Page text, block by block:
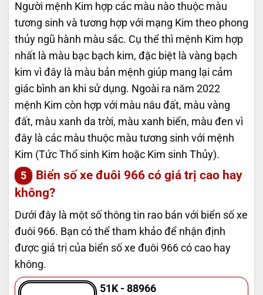
Người mệnh Kim hợp các màu nào thuộc màu
tương sinh và tương hợp với mạng Kim theo phong
thủy ngũ hành màu sắc. Cụ thể thì mệnh Kim hợp
nhất là màu bạc bạch kim, đặc biệt là vàng bạch
kim vì đây là màu bản mệnh giúp mang lại cảm
giác bình an khi sử dụng. Ngoài ra năm 2022
mệnh Kim còn hợp với màu nâu đất, màu vàng
đất, màu xanh da trời, màu xanh biển, màu đen vì
đây là các màu thuộc màu tương sinh với mệnh
Kim (Tức Thổ sinh Kim hoặc Kim sinh Thủy).
Biển số xe đuôi 966 có giá trị cao hay
không?
Dưới đây là một số thông tin rao bán với biển số xe
đuôi 966. Bạn có thể tham khảo để nhận định
được giá trị của biển số xe đuôi 966 có cao hay
không.
51K - 88966